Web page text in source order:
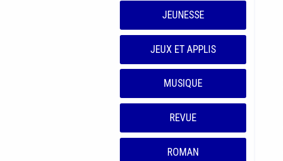
JEUNESSE
JEUX ET APPLIS
MUSIQUE
REVUE
ROMAN